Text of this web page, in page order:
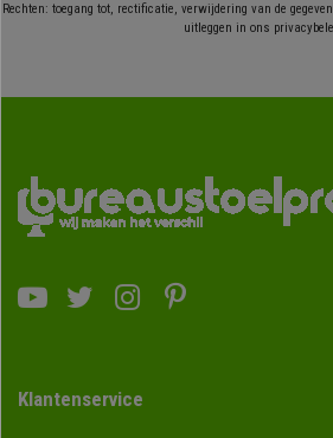
Rechten: toegang tot, rectificatie, verwijdering van de
uitleggen in ons
Klantenservice